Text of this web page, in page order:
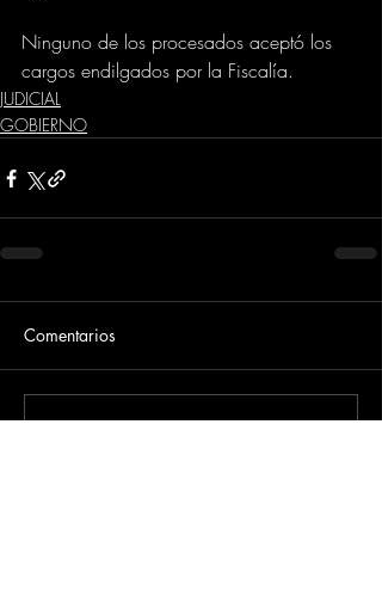
Ninguno de los procesados aceptó los
cargos endilgados por la Fiscalía.
JUDICIAL
GOBIERNO
Comentarios